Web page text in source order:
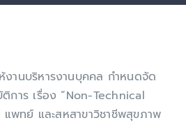
านบริหารงานบุคคล กำหนดจัด
การ เรื่อง “Non-Technical
แพทย์ และสหสาขาวิชาชีพสุขภาพ